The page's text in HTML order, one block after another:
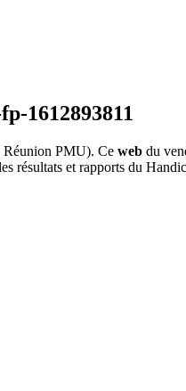
Réunion PMU). Ce web du
résultats et rapports du